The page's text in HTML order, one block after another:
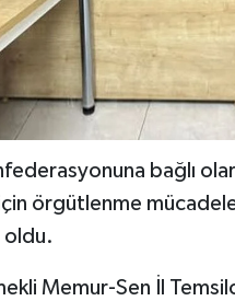
bağlı
için örgütlenme
oldu.
Memur-Sen İl